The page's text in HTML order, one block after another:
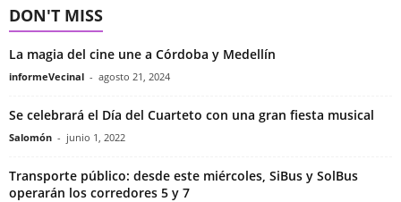
DON'T MISS
La magia del cine une a Córdoba y Medellín
informeVecinal - agosto 21, 2024
Se celebrará el Día del Cuarteto con una gran fiesta musical
Salomón - junio 1, 2022
Transporte público: desde este miércoles, SiBus y SolBus
operarán los corredores 5 y 7